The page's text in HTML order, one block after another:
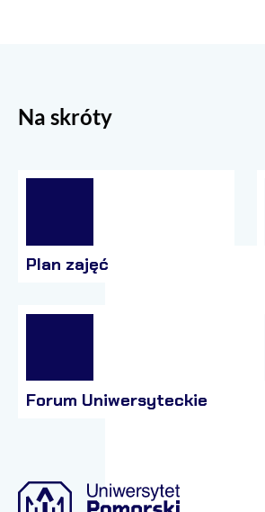
Na skróty
Plan zajęć
Forum Uniwersyteckie